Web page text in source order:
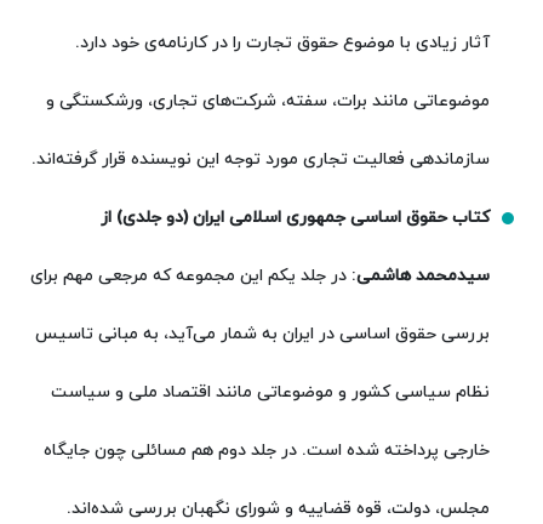
آثار زیادی با موضوع حقوق تجارت را در کارنامه‌ی خود دارد.
موضوعاتی مانند برات، سفته، شرکت‌های تجاری، ورشکستگی و
سازماندهی فعالیت تجاری مورد توجه این نویسنده قرار گرفته‌اند.
کتاب حقوق اساسی جمهوری اسلامی ایران (دو جلدی) از
سیدمحمد هاشمی: در جلد یکم این مجموعه که مرجعی مهم برای
بررسی حقوق اساسی در ایران به شمار می‌آید، به مبانی تاسیس
نظام سیاسی کشور و موضوعاتی مانند اقتصاد ملی و سیاست
خارجی پرداخته شده است. در جلد دوم هم مسائلی چون جایگاه
مجلس، دولت، قوه قضاییه و شورای نگهبان بررسی شده‌اند.